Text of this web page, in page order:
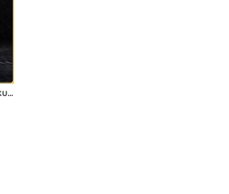
MÔ HÌNH Hatsune Miku - Piapro Characters - 1/7 (beBOX) FIGURE CHÍNH HÃNG